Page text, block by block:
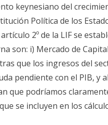
keynesiano del
Política de los
2º de la LIF se
son: i) Mercado de
que los ingresos del
pendiente con el PIB, y
que podríamos
se incluyen en los